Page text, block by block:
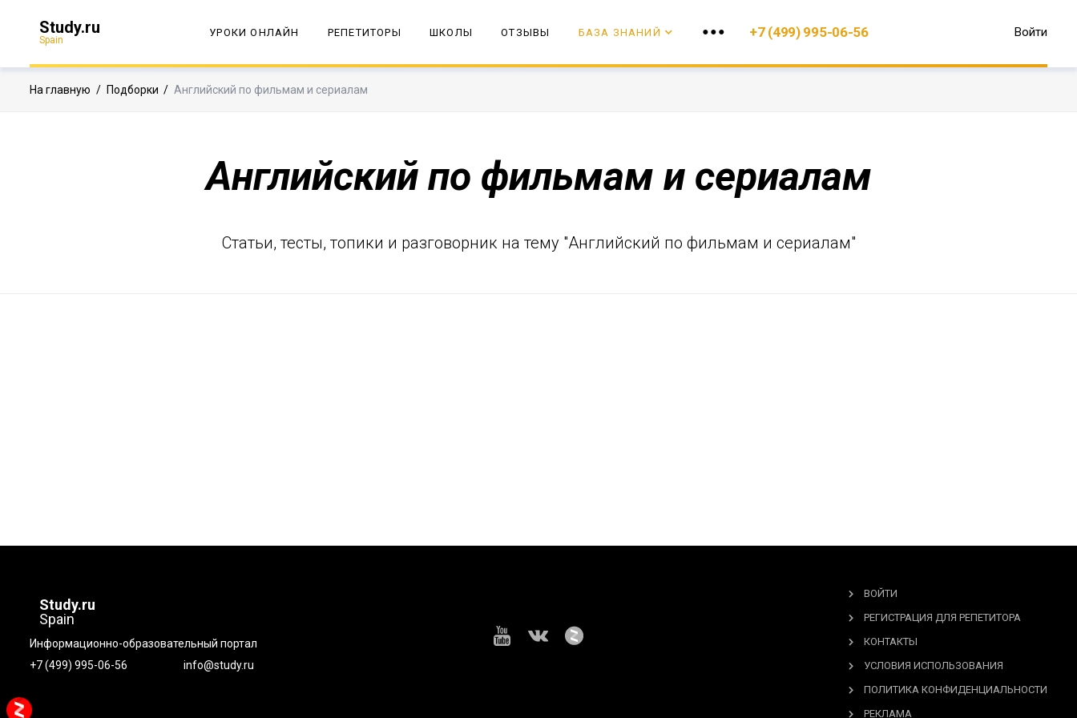
Study.ru
Spain
УРОКИ ОНЛАЙН РЕПЕТИТОРЫ ШКОЛЫ ОТЗЫВЫ БАЗА ЗНАНИЙ +7 (499) 995-06-56 Войти
На главную / Подборки / Английский по фильмам и сериалам
Английский по фильмам и сериалам
Статьи, тесты, топики и разговорник на тему "Английский по фильмам и сериалам"
Study.ru
Spain
Информационно-образовательный портал
+7 (499) 995-06-56
info@study.ru
ВОЙТИ
РЕГИСТРАЦИЯ ДЛЯ РЕПЕТИТОРА
КОНТАКТЫ
УСЛОВИЯ ИСПОЛЬЗОВАНИЯ
ПОЛИТИКА КОНФИДЕНЦИАЛЬНОСТИ
РЕКЛАМА